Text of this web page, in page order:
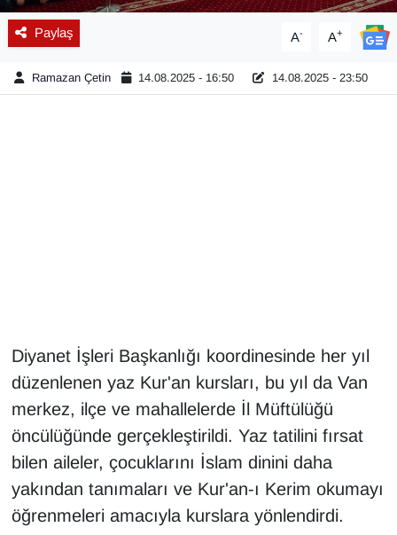
Paylaş A- A+
Ramazan Çetin 14.08.2025 - 16:50 14.08.2025 - 23:50
Diyanet İşleri Başkanlığı koordinesinde her yıl
düzenlenen yaz Kur'an kursları, bu yıl da Van
merkez, ilçe ve mahallelerde İl Müftülüğü
öncülüğünde gerçekleştirildi. Yaz tatilini fırsat
bilen aileler, çocuklarını İslam dinini daha
yakından tanımaları ve Kur'an-ı Kerim okumayı
öğrenmeleri amacıyla kurslara yönlendirdi.
EKONOMİ
Emlak
HABERDE İNSAN
İngilizce
Kadın
Kamu Alımları